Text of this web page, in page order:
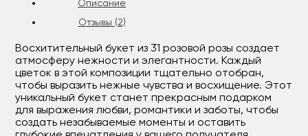
Описание
Отзывы (2)
Восхитительный букет из 31 розовой розы создает
атмосферу нежности и элегантности. Каждый
цветок в этой композиции тщательно отобран,
чтобы выразить нежные чувства и восхищение. Этот
уникальный букет станет прекрасным подарком
для выражения любви, романтики и заботы, чтобы
создать незабываемые моменты и оставить